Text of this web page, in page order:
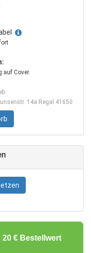
auf Cover.
14a Regal 41650
€ Bestellwert